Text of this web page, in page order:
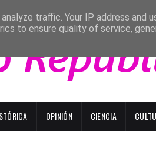
OPINIÓN CIENCIA
traffic. Your IP address and
to ensure quality of service,